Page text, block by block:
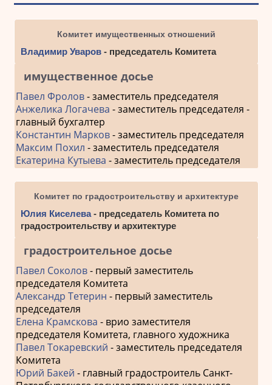
Комитет имущественных отношений
Владимир Уваров- председатель Комитета
имущественное досье
Павел Фролов- заместитель председателя
Анжелика Логачева - заместитель председателя -
главный бухгалтер
Константин Марков- заместитель председателя
Максим Похил - заместитель председателя
Екатерина Кутыева - заместитель председателя
Комитет по градостроительству и архитектуре
Юлия Киселева- председатель Комитета по
градостроительству и архитектуре
градостроительное досье
Павел Соколов- первый заместитель
председателя Комитета
Александр Тетерин - первый заместитель
председателя
Елена Крамскова - врио заместителя
председателя Комитета, главного художника
Павел Токаревский - заместитель председателя
Комитета
Юрий Бакей - главный градостроитель Санкт-